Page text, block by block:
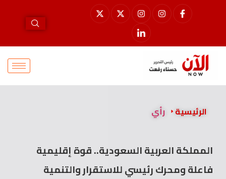
الرئيسية رأي
المملكة العربية السعودية.. قوة إقليمية
فاعلة ومحرك رئيسي للاستقرار والتنمية